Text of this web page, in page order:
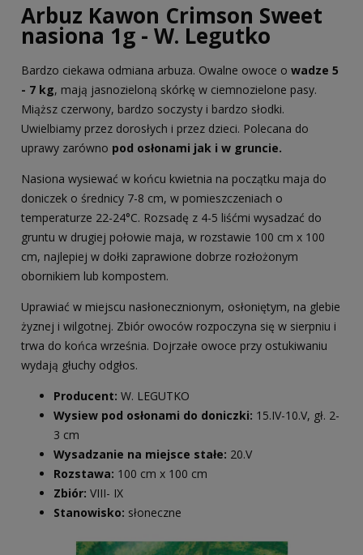
Arbuz Kawon Crimson Sweet
nasiona 1g - W. Legutko
Bardzo ciekawa odmiana arbuza. Owalne owoce o wadze 5
- 7 kg, mają jasnozieloną skórkę w ciemnozielone pasy.
Miąższ czerwony, bardzo soczysty i bardzo słodki.
Uwielbiamy przez dorosłych i przez dzieci. Polecana do
uprawy zarówno pod osłonami jak i w gruncie.
Nasiona wysiewać w końcu kwietnia na początku maja do
doniczek o średnicy 7-8 cm, w pomieszczeniach o
temperaturze 22-24°C. Rozsadę z 4-5 liśćmi wysadzać do
gruntu w drugiej połowie maja, w rozstawie 100 cm x 100
cm, najlepiej w dołki zaprawione dobrze rozłożonym
obornikiem lub kompostem.
Uprawiać w miejscu nasłonecznionym, osłoniętym, na glebie
żyznej i wilgotnej. Zbiór owoców rozpoczyna się w sierpniu i
trwa do końca września. Dojrzałe owoce przy ostukiwaniu
wydają głuchy odgłos.
Producent: W. LEGUTKO
Wysiew pod osłonami do doniczki: 15.IV-10.V, gł. 2-
3 cm
Wysadzanie na miejsce stałe: 20.V
Rozstawa: 100 cm x 100 cm
Zbiór: VIII- IX
Stanowisko: słoneczne